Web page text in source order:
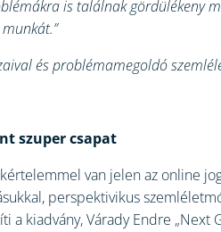
is találnak gördülékeny
és problémamegoldó
szuper csapat
van jelen az online
perspektivikus
a kiadvány, Várady Endre